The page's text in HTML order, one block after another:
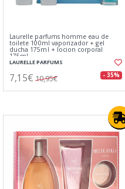
Laurelle parfums homme eau de
toilete 100ml vaporizador + gel
ducha 175ml + locion corporal
175ml
LAURELLE PARFUMS
7,15€ 10,95€ - 35%